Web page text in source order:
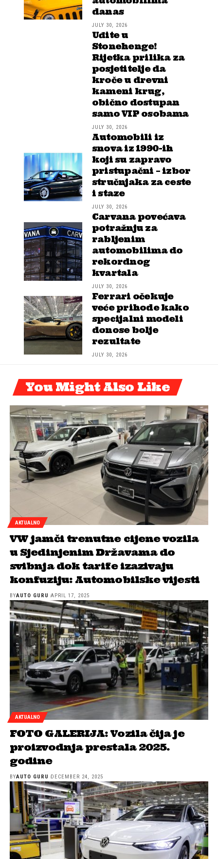
danas
JULY 30, 2026
Uđite u
Stonehenge!
Rijetka prilika za
posjetitelje da
kroče u drevni
kameni krug,
obično dostupan
samo VIP osobama
JULY 30, 2026
Automobili iz
snova iz 1990-ih
koji su zapravo
pristupačni – izbor
stručnjaka za ceste
i staze
JULY 30, 2026
Carvana povećava
potražnju za
rabljenim
automobilima do
rekordnog
kvartala
JULY 30, 2026
Ferrari očekuje
veće prihode kako
specijalni modeli
donose bolje
rezultate
JULY 30, 2026
You Might Also Like
AKTUALNO
VW jamči trenutne cijene vozila
u Sjedinjenim Državama do
svibnja dok tarife izazivaju
konfuziju: Automobilske vijesti
BYAUTO GURU APRIL 17, 2025
AKTUALNO
FOTO GALERIJA: Vozila čija je
proizvodnja prestala 2025.
godine
BYAUTO GURU DECEMBER 24, 2025